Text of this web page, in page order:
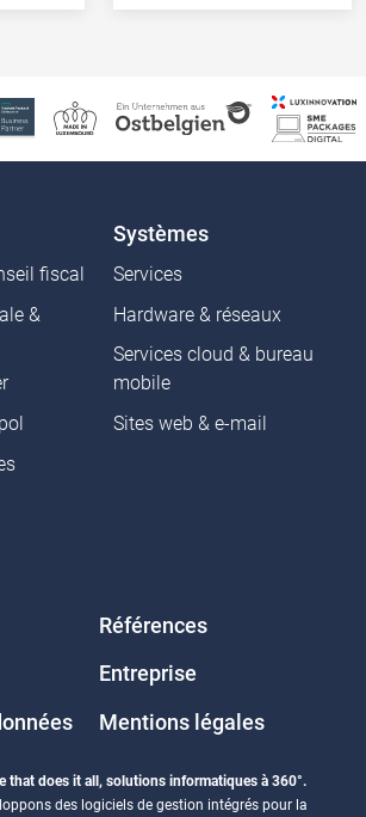
fiscal
&
Systèmes
Services
Hardware & réseaux
Services cloud & bureau
mobile
Sites web & e-mail
Références
Entreprise
Mentions légales
that does it all, solutions informatiques à 360°.
des logiciels de gestion intégrés pour la